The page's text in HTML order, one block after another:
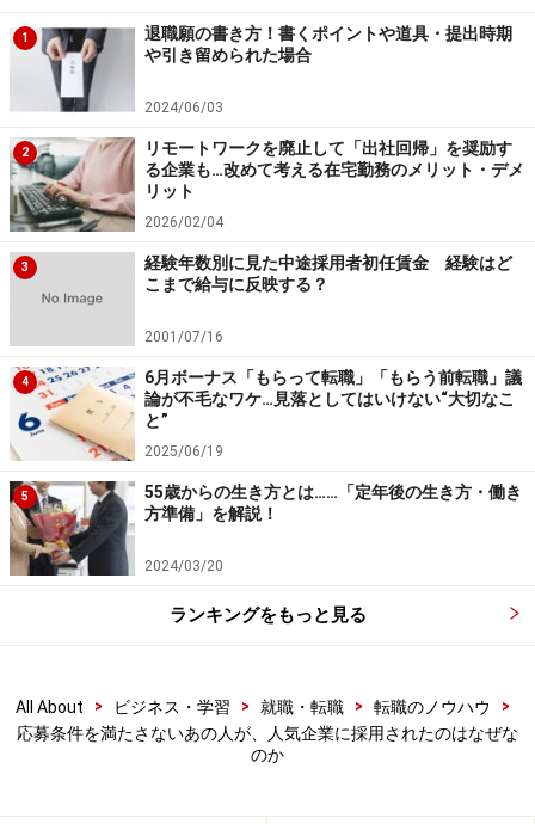
基準を満たしているならば、人気企業であっても十分選
考に残れるということである。特別に高い能力を持ち合
わせている必要はないということだ。
即戦力であることを証明できれば、人気企
業からでも採用される
では人気企業に入ることは難しいのだろうか。特に、不
人気企業から人気企業に転職するなら、飛び切り優秀で
ないと勝ち抜くことはできないように思うかもしれない
が、実はそうではない。大切なことは、「募集要件との
マッチング」、「即戦力となれるか」、「会社にとって
魅力に感じる特別な事情はないか（詳しく後述）」。つ
まり、「会社に貢献できる具体的な理由」を筋道立てて
説明できるかどうか、そこがポイントになる。
例えば、どの業界にも会社規模はそれほど大きくなくて
品の取引量では突出した存在感を有するニッチな企業が
ビジネスパーソンに人気の大手総合商社A社と、エンジ
ニアリングプラスチックスを専門に取り扱う専門商社B
1
退職願の書き方！書くポイントや道具・提出時期
や引き留められた場合
2024/06/03
2
リモートワークを廃止して「出社回帰」を奨励す
る企業も…改めて考える在宅勤務のメリット・デメ
リット
2026/02/04
3
経験年数別に見た中途採用者初任賃金 経験はど
こまで給与に反映する？
2001/07/16
4
6月ボーナス「もらって転職」「もらう前転職」議
論が不毛なワケ…見落としてはいけない“大切なこ
と”
2025/06/19
5
55歳からの生き方とは……「定年後の生き方・働き
方準備」を解説！
2024/03/20
ランキングをもっと見る
All About > ビジネス・学習 > 就職・転職 > 転職のノウハウ
>
応募条件を満たさないあの人が、人気企業に採用されたのはなぜな
のか